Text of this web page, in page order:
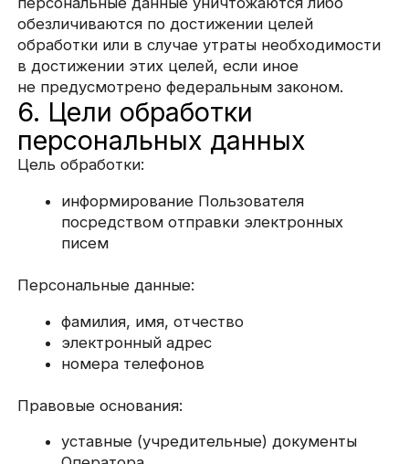
по которому субъект персональных данных
будет являться выгодоприобретателем или
поручителем.
7.5. Обработка персональных данных
необходима для осуществления прав
и законных интересов оператора или третьих
лиц либо для достижения общественно
значимых целей при условии, что при этом
не нарушаются права и свободы субъекта
персональных данных.
данных, доступ неограниченного круга лиц
к которым предоставлен субъектом
персональных данных либо по его просьбе
7.7. Осуществляется обработка персональных
обязательному раскрытию в соответствии
с федеральным законом.
8. Порядок сбора, хранения,
обработки персональных
данных
Безопасность персональных данных, которые